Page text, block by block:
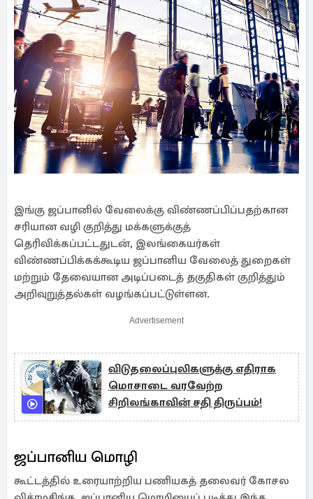
இங்கு ஜப்பானில் வேலைக்கு விண்ணப்பிப்பதற்கான
சரியான வழி குறித்து மக்களுக்குத்
தெரிவிக்கப்பட்டதுடன், இலங்கையர்கள்
விண்ணப்பிக்கக்கூடிய ஜப்பானிய வேலைத் துறைகள்
மற்றும் தேவையான அடிப்படைத் தகுதிகள் குறித்தும்
அறிவுறுத்தல்கள் வழங்கப்பட்டுள்ளன.
Advertisement
விடுதலைப்புலிகளுக்கு எதிராக
மொசாடை வரவேற்ற
சிறிலங்காவின் சதி திருப்பம்!
ஜப்பானிய மொழி
கூட்டத்தில் உரையாற்றிய பணியகத் தலைவர் கோசல